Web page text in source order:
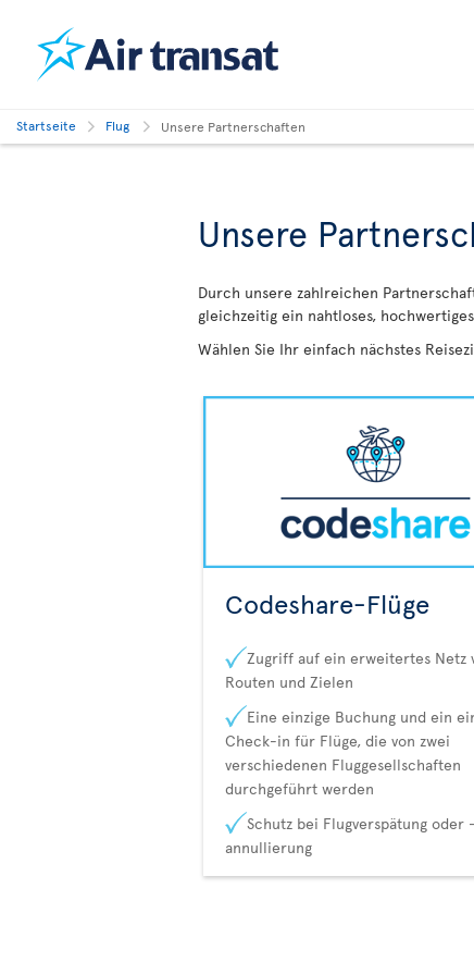
Startseite Flug Unsere Partnerschaften
Unsere
Durch unsere zahlreichen
gleichzeitig ein nahtloses,
Wählen Sie Ihr einfach nächstes
Codeshare-Flüge
Zugriff auf ein erweitertes Netz
Routen und Zielen
Eine einzige Buchung und ein
Check-in für Flüge, die von zwei
verschiedenen Fluggesellschaften
durchgeführt werden
Schutz bei Flugverspätung oder -
annullierung